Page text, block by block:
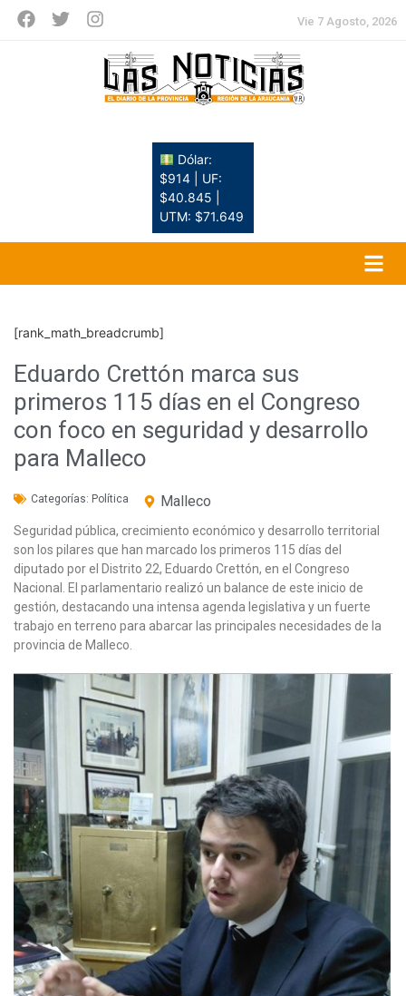
Vie 7 Agosto, 2026
Dólar:
$914 | UF:
$40.845 |
UTM: $71.649
[rank_math_breadcrumb]
Eduardo Crettón marca sus
primeros 115 días en el Congreso
con foco en seguridad y desarrollo
para Malleco
Categorías: Política Malleco
Seguridad pública, crecimiento económico y desarrollo territorial
son los pilares que han marcado los primeros 115 días del
diputado por el Distrito 22, Eduardo Crettón, en el Congreso
Nacional. El parlamentario realizó un balance de este inicio de
gestión, destacando una intensa agenda legislativa y un fuerte
trabajo en terreno para abarcar las principales necesidades de la
provincia de Malleco.